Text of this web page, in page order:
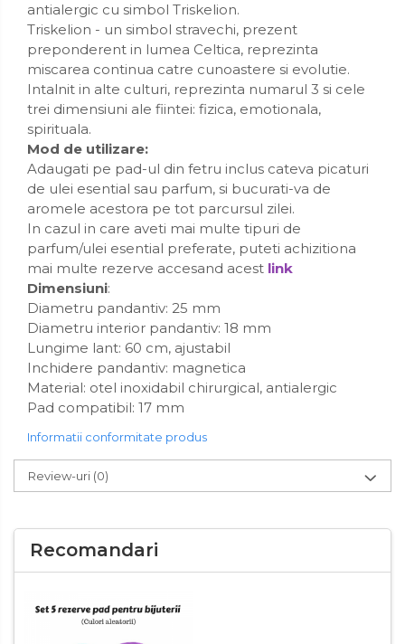
antialergic cu simbol Triskelion.
Triskelion - un simbol stravechi, prezent
preponderent in lumea Celtica, reprezinta
miscarea continua catre cunoastere si evolutie.
Intalnit in alte culturi, reprezinta numarul 3 si cele
trei dimensiuni ale fiintei: fizica, emotionala,
spirituala.
Mod de utilizare:
Adaugati pe pad-ul din fetru inclus cateva picaturi
de ulei esential sau parfum, si bucurati-va de
aromele acestora pe tot parcursul zilei.
In cazul in care aveti mai multe tipuri de
parfum/ulei esential preferate, puteti achizitiona
mai multe rezerve accesand acest link
Dimensiuni:
Diametru pandantiv: 25 mm
Diametru interior pandantiv: 18 mm
Lungime lant: 60 cm, ajustabil
Inchidere pandantiv: magnetica
Material: otel inoxidabil chirurgical, antialergic
Pad compatibil: 17 mm
Informatii conformitate produs
Review-uri (0)
Recomandari